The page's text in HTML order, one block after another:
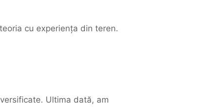
cu experiența din teren.
Ultima dată, am